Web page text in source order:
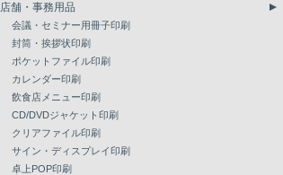
店舗・事務用品
会議・セミナー用冊子印刷
封筒・挨拶状印刷
ポケットファイル印刷
カレンダー印刷
飲食店メニュー印刷
CD/DVDジャケット印刷
クリアファイル印刷
サイン・ディスプレイ印刷
卓上POP印刷